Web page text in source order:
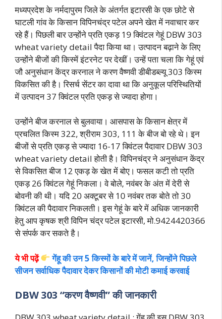
मध्यप्रदेश के नर्मदापुरम जिले के अंतर्गत इटारसी के एक छोटे से
घाटली गांव के किसान विपिनचंद्र पटेल अपने खेत में नवाचार कर
रहे हैं। पिछली बार उन्होंने प्रति एकड़ 19 क्विंटल गेहूं DBW 303
wheat variety detail पैदा किया था। उत्पादन बढ़ाने के लिए
उन्होंने बीजों की किस्में इंटरनेट पर देखीं। उन्हें पता चला कि गेहूं एवं
जौ अनुसंधान केंद्र करनाल ने करण वैष्णवी डीबीडब्ल्यू 303 किस्म
विकसित की है। रिसर्च सेंटर का दावा था कि अनुकूल परिस्थितियों
में उत्पादन 37 क्विंटल प्रति एकड़ से ज्यादा होगा।
उन्होंने बीज करनाल से बुलवाया। आसपास के किसान क्षेत्र में
प्रचलित किस्म 322, श्रीराम 303, 111 के बीज बो रहे थे। इन
बीजों से प्रति एकड़ से ज्यादा 16-17 क्विंटल पैदावार DBW 303
wheat variety detail होती है। विपिनचंद्र ने अनुसंधान केंद्र
से विकसित बीज 12 एकड़ के खेत में बोए। फसल कटी तो प्रति
एकड़ 26 क्विंटल गेहूं निकला। वे बोले, नवंबर के अंत में देरी से
बोवनी की थी। यदि 20 अक्टूबर से 10 नवंबर तक बोते तो 30
क्विंटल की पैदावार निकलती। इस गेहूं के बारे में अधिक जानकारी
हेतु आप कृषक श्री विपिन चंद्र पटेल इटारसी, मो.9424420366
से संपर्क कर सकते है।
ये भी पढ़ें
गेंहू की उन 5 किस्मों के बारे में जानें, जिन्होंने पिछले
सीजन सर्वाधिक पैदावार देकर किसानों की मोटी कमाई करवाई
DBW 303 “करण वैष्णवी” की जानकारी